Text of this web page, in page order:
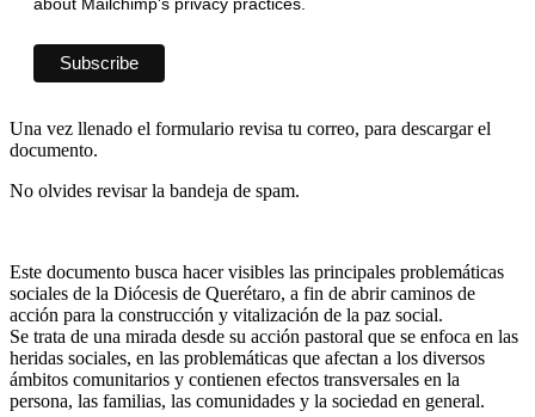
Una vez llenado el formulario revisa tu correo, para descargar el
documento.
No olvides revisar la bandeja de spam.
Este documento busca hacer visibles las principales problemáticas
sociales de la Diócesis de Querétaro, a fin de abrir caminos de
acción para la construcción y vitalización de la paz social.
Se trata de una mirada desde su acción pastoral que se enfoca en las
heridas sociales, en las problemáticas que afectan a los diversos
ámbitos comunitarios y contienen efectos transversales en la
persona, las familias, las comunidades y la sociedad en general.